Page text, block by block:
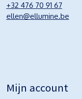
+32 476 70 91 67
ellen@ellumine.be
Mijn account